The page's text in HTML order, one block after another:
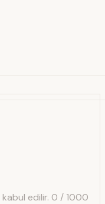
edilir. 0 / 1000